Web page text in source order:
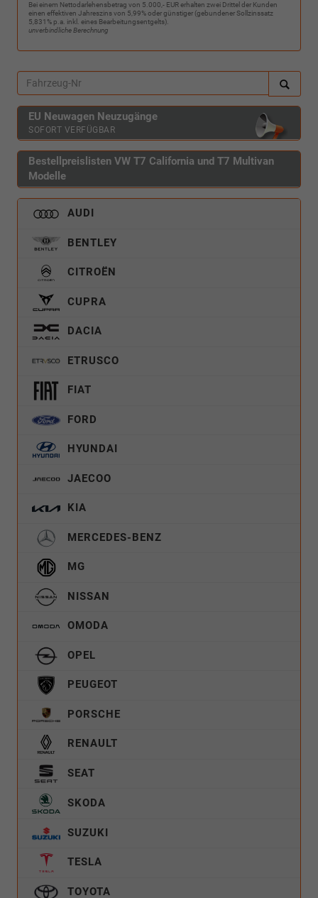
Bei einem Nettodarlehensbetrag von 5.000,- EUR erhalten zwei Drittel der Kunden
einen effektiven Jahreszins von 5,99% oder günstiger (gebundener Sollzinssatz
5,831% p.a. inkl. eines Bearbeitungsentgelts).
unverbindliche Berechnung
EU Neuwagen Neuzugänge
SOFORT VERFÜGBAR
Bestellpreislisten VW T7 California und T7 Multivan
Modelle
AUDI
BENTLEY
CITROËN
CUPRA
DACIA
ETRUSCO
FIAT
FORD
HYUNDAI
JAECOO
KIA
MERCEDES-BENZ
MG
NISSAN
OMODA
OPEL
PEUGEOT
PORSCHE
RENAULT
SEAT
SKODA
SUZUKI
TESLA
TOYOTA